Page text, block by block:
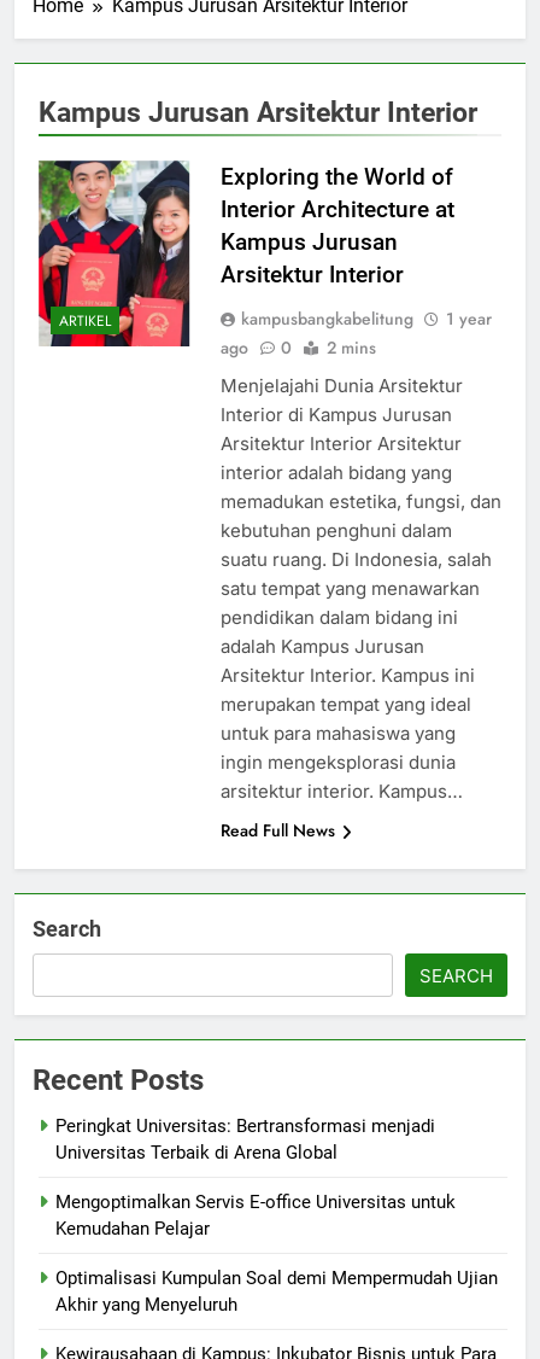
Home Kampus Jurusan Arsitektur Interior
Kampus Jurusan Arsitektur Interior
ARTIKEL
Exploring the World of
Interior Architecture at
Kampus Jurusan
Arsitektur Interior
kampusbangkabelitung
1 year
ago
0 2 mins
Menjelajahi Dunia Arsitektur
Interior di Kampus Jurusan
Arsitektur Interior Arsitektur
interior adalah bidang yang
memadukan estetika, fungsi, dan
kebutuhan penghuni dalam
suatu ruang. Di Indonesia, salah
satu tempat yang menawarkan
pendidikan dalam bidang ini
adalah Kampus Jurusan
Arsitektur Interior. Kampus ini
merupakan tempat yang ideal
untuk para mahasiswa yang
ingin mengeksplorasi dunia
arsitektur interior. Kampus…
Read Full News
Search
SEARCH
Recent Posts
Peringkat Universitas: Bertransformasi menjadi
Universitas Terbaik di Arena Global
Mengoptimalkan Servis E-office Universitas untuk
Kemudahan Pelajar
Optimalisasi Kumpulan Soal demi Mempermudah Ujian
Akhir yang Menyeluruh
Kewirausahaan di Kampus: Inkubator Bisnis untuk Para